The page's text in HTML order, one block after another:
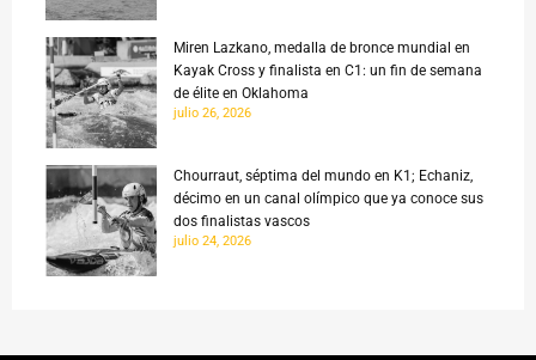
Miren Lazkano, medalla de bronce mundial en
Kayak Cross y finalista en C1: un fin de semana
de élite en Oklahoma
julio 26, 2026
Chourraut, séptima del mundo en K1; Echaniz,
décimo en un canal olímpico que ya conoce sus
dos finalistas vascos
julio 24, 2026